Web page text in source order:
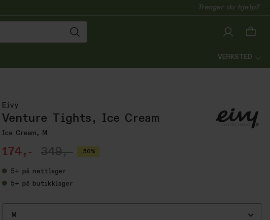
Trenger du hjelp?
VERKSTED
Eivy
Venture Tights, Ice Cream
Ice Cream, M
174,- 349,- -50%
5+ på nettlager
5+ på butikklager
M